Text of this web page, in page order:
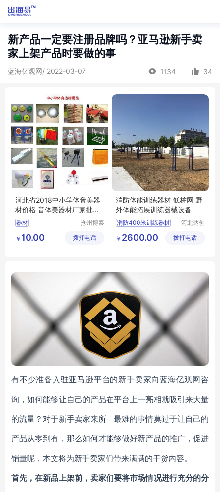
新产品一定要注册品牌吗？亚马逊新手卖
家上架产品时要做的事
蓝海亿观网/ 2022-03-07 1134 34
河北省2018中小学体音美器
材价格 音体美器材厂家批发
学校达标器材厂家
器材
沧州博泰
有限公司
￥ 10.00 拨打电话
消防体能训练器材 低桩网 野
外体能拓展训练器械设备
消防400米训练器材
警八项体能训练器材
河北达创
有限公司
￥ 2600.00 拨打电话
有不少准备入驻亚马逊平台的新手卖家向蓝海亿观网咨
询，如何能够让自己的产品在平台上一亮相就吸引来大量
的流量？对于新手卖家来所，最难的事情莫过于让自己的
产品从零到有，那么如何才能够做好新产品的推广，促进
销量呢，本文将为新手卖家们带来满满的干货内容。
首先，在新品上架前，卖家们要将市场情况进行充分的分